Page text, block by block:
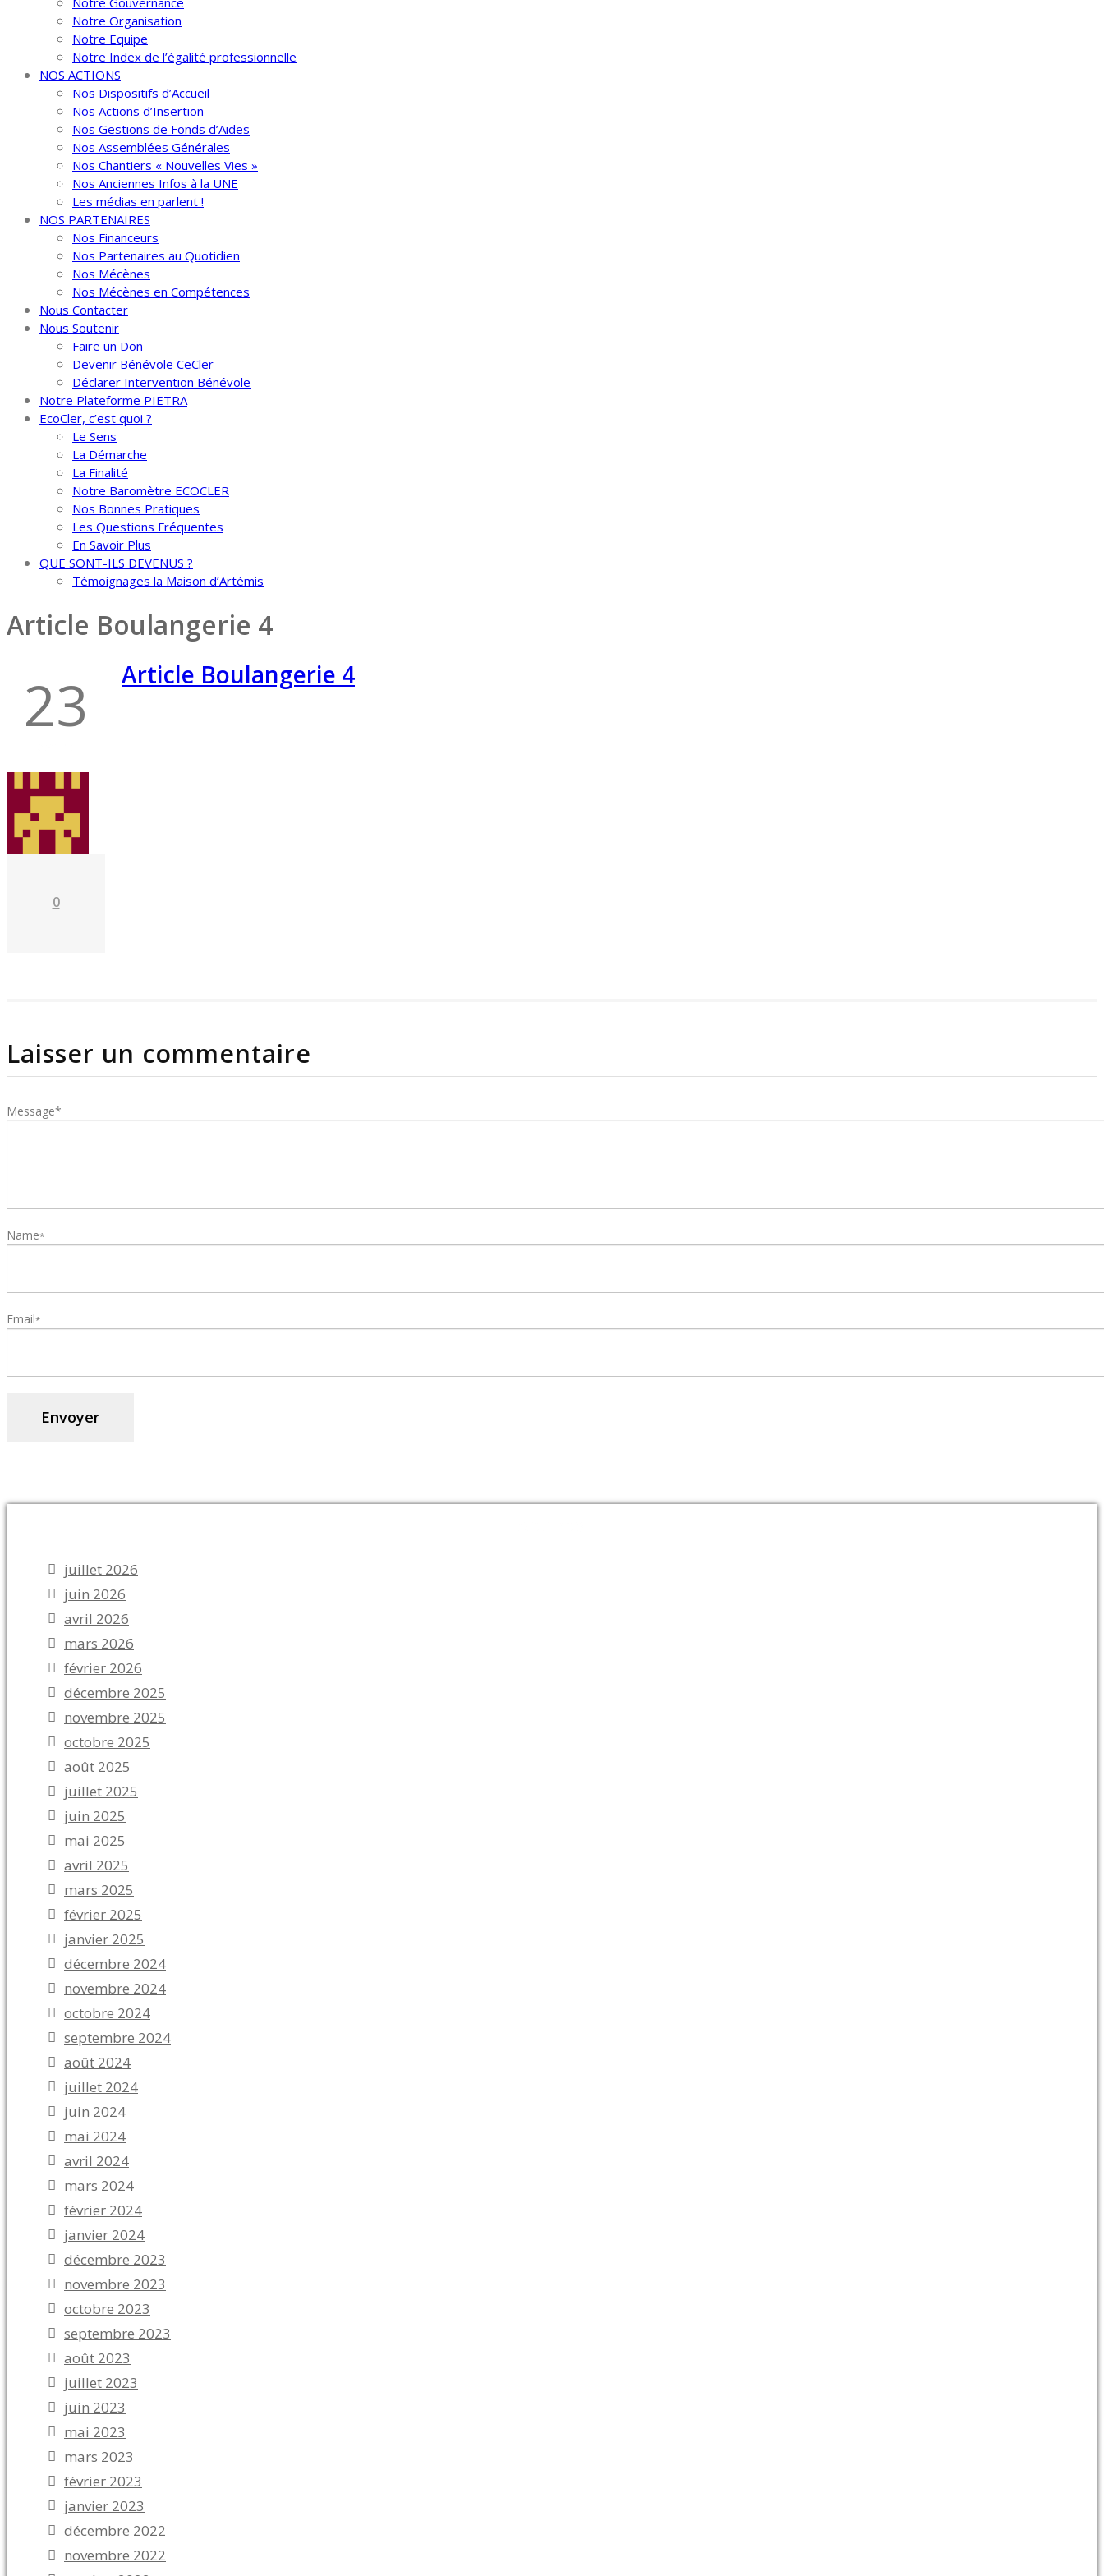
Notre Organisation
Notre Equipe
Notre Index de l’égalité professionnelle
NOS ACTIONS
Nos Dispositifs d’Accueil
Nos Actions d’Insertion
Nos Gestions de Fonds d’Aides
Nos Assemblées Générales
Nos Chantiers « Nouvelles Vies »
Nos Anciennes Infos à la UNE
Les médias en parlent !
NOS PARTENAIRES
Nos Financeurs
Nos Partenaires au Quotidien
Nos Mécènes
Nos Mécènes en Compétences
Nous Contacter
Nous Soutenir
Faire un Don
Devenir Bénévole CeCler
Déclarer Intervention Bénévole
Notre Plateforme PIETRA
EcoCler, c’est quoi ?
Le Sens
La Démarche
La Finalité
Notre Baromètre ECOCLER
Nos Bonnes Pratiques
Les Questions Fréquentes
En Savoir Plus
QUE SONT-ILS DEVENUS ?
Témoignages la Maison d’Artémis
Article Boulangerie 4
23
0
Article Boulangerie 4
Laisser un commentaire
Message*
Name*
Email*
juillet 2026
juin 2026
avril 2026
mars 2026
février 2026
décembre 2025
novembre 2025
octobre 2025
août 2025
juillet 2025
juin 2025
mai 2025
avril 2025
mars 2025
février 2025
janvier 2025
décembre 2024
novembre 2024
octobre 2024
septembre 2024
août 2024
juillet 2024
juin 2024
mai 2024
avril 2024
mars 2024
février 2024
janvier 2024
décembre 2023
novembre 2023
octobre 2023
septembre 2023
août 2023
juillet 2023
juin 2023
mai 2023
mars 2023
février 2023
janvier 2023
décembre 2022
novembre 2022